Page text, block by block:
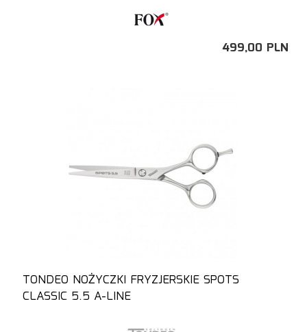
499,00 PLN
TONDEO NOŻYCZKI FRYZJERSKIE SPOTS
CLASSIC 5.5 A-LINE